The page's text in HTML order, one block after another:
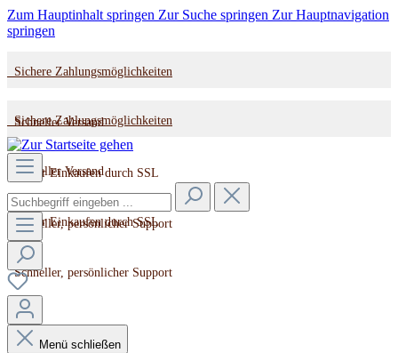
Zum Hauptinhalt springen Zur Suche springen Zur Hauptnavigation
springen
Sichere Zahlungsmöglichkeiten
Schneller Versand
Sicher Einkaufen durch SSL
Schneller, persönlicher Support
Sichere Zahlungsmöglichkeiten
Schneller Versand
Sicher Einkaufen durch SSL
Schneller, persönlicher Support
Menü schließen